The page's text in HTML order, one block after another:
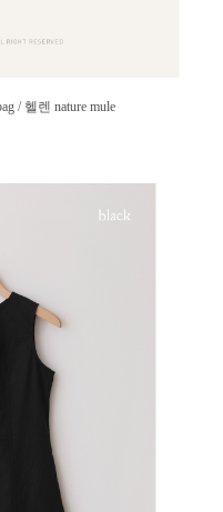
/ 헬렌 nature mule